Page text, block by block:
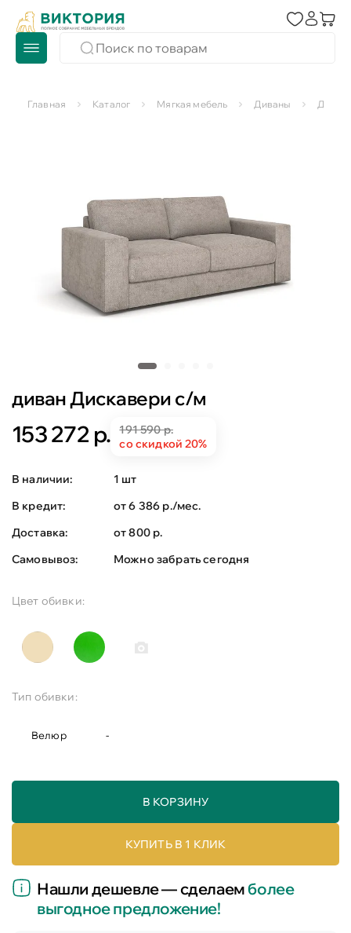
Главная Каталог Мягкая мебель Диваны
диван Дискавери с/м
153 272 р.
191 590 р.
со скидкой 20%
В наличии:
1 шт
В кредит:
от 6 386 р./мес.
Доставка:
от 800 р.
Самовывоз:
Можно забрать сегодня
Цвет обивки:
Тип обивки:
Велюр -
В КОРЗИНУ
КУПИТЬ В 1 КЛИК
Нашли дешевле — сделаемболее
выгодное предложение!